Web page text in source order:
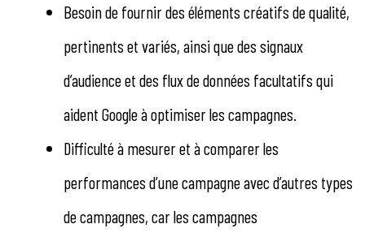
Besoin de fournir des éléments créatifs de qualité,
pertinents et variés, ainsi que des signaux
d’audience et des flux de données facultatifs qui
aident Google à optimiser les campagnes.
Difficulté à mesurer et à comparer les
performances d’une campagne avec d’autres types
de campagnes, car les campagnes